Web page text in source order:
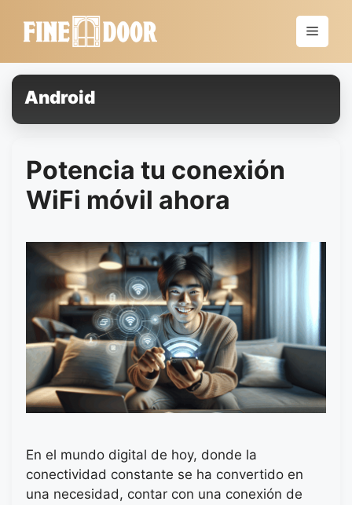
Menú
Android
Potencia tu conexión
WiFi móvil ahora
En el mundo digital de hoy, donde la
conectividad constante se ha convertido en
una necesidad, contar con una conexión de